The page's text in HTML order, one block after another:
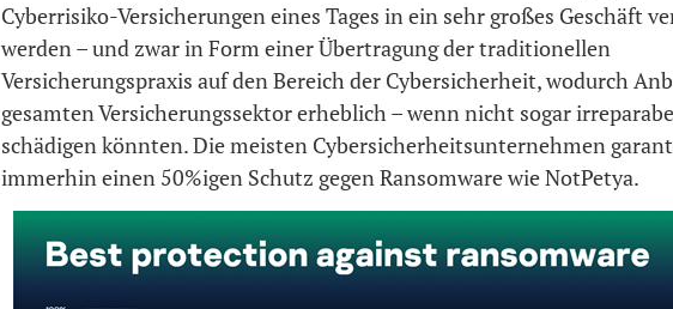
Cyberrisiko-Versicherungen eines Tages in ein sehr großes Geschäft
werden – und zwar in Form einer Übertragung der traditionellen
Versicherungspraxis auf den Bereich der Cybersicherheit, wodurch
gesamten Versicherungssektor erheblich – wenn nicht sogar
schädigen könnten. Die meisten Cybersicherheitsunternehmen
immerhin einen 50%igen Schutz gegen Ransomware wie NotPetya.